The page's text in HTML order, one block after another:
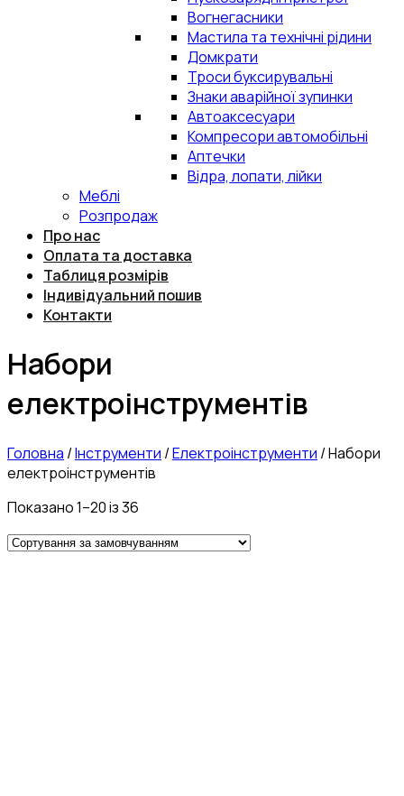
Вогнегасники
Мастила та технічні рідини
Домкрати
Троси буксирувальні
Знаки аварійної зупинки
Автоаксесуари
Компресори автомобільні
Аптечки
Відра, лопати, лійки
Меблі
Розпродаж
Про нас
Оплата та доставка
Таблиця розмірів
Індивідуальний пошив
Контакти
Набори
електроінструментів
Головна /Інструменти /Електроінструменти /Набори
електроінструментів
Показано 1–20 із 36